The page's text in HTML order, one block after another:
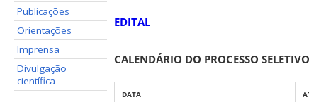
Publicações
Orientações
Imprensa
Divulgação
científica
EDITAL
CALENDÁRIO DO PROCESSO SELETIVO
DATA